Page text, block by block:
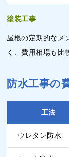
塗装工事
屋根の定期的なメ
く、費用相場も比
防水工事の
工法
ウレタン防水